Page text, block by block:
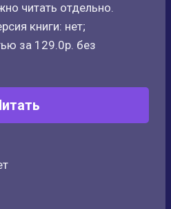
читать отдельно.
книги: нет;
за 129.0р. без